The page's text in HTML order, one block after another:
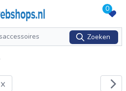
0
Zoeken